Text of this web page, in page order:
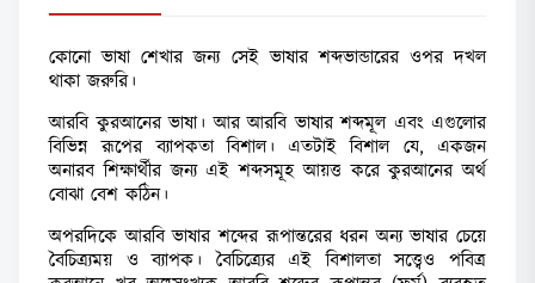
কোনো ভাষা শেখার জন্য সেই ভাষার শব্দভান্ডারের ওপর দখল
থাকা জরুরি।
আরবি কুরআনের ভাষা। আর আরবি ভাষার শব্দমূল এবং এগুলোর
বিভিন্ন রূপের ব্যাপকতা বিশাল। এতটাই বিশাল যে, একজন
অনারব শিক্ষার্থীর জন্য এই শব্দসমূহ আয়ত্ত করে কুরআনের অর্থ
বোঝা বেশ কঠিন।
অপরদিকে আরবি ভাষার শব্দের রূপান্তরের ধরন অন্য ভাষার চেয়ে
বৈচিত্র্যময় ও ব্যাপক। বৈচিত্র্যের এই বিশালতা সত্ত্বেও পবিত্র